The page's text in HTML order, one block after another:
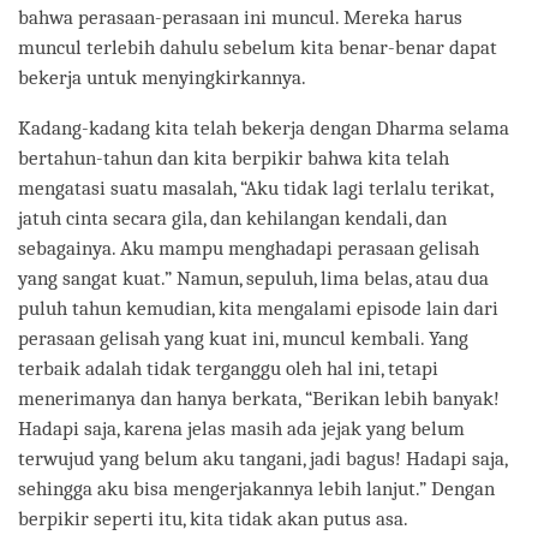
bahwa perasaan-perasaan ini muncul. Mereka harus
muncul terlebih dahulu sebelum kita benar-benar dapat
bekerja untuk menyingkirkannya.
Kadang-kadang kita telah bekerja dengan Dharma selama
bertahun-tahun dan kita berpikir bahwa kita telah
mengatasi suatu masalah, “Aku tidak lagi terlalu terikat,
jatuh cinta secara gila, dan kehilangan kendali, dan
sebagainya. Aku mampu menghadapi perasaan gelisah
yang sangat kuat.” Namun, sepuluh, lima belas, atau dua
puluh tahun kemudian, kita mengalami episode lain dari
perasaan gelisah yang kuat ini, muncul kembali. Yang
terbaik adalah tidak terganggu oleh hal ini, tetapi
menerimanya dan hanya berkata, “Berikan lebih banyak!
Hadapi saja, karena jelas masih ada jejak yang belum
terwujud yang belum aku tangani, jadi bagus! Hadapi saja,
sehingga aku bisa mengerjakannya lebih lanjut.” Dengan
berpikir seperti itu, kita tidak akan putus asa.